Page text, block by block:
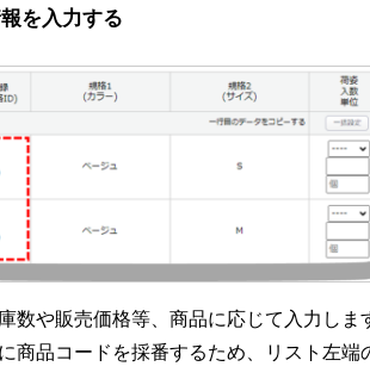
を入力する
数や販売価格等、商品に応じて入力しま
商品コードを採番するため、リスト左端